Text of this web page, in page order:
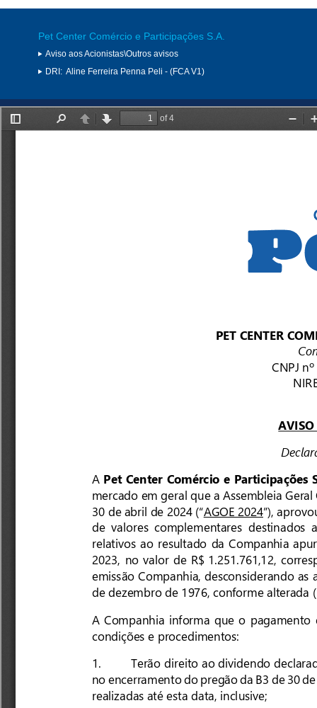
Pet Center Comércio e Participações S.A.
Aviso aos Acionistas\Outros avisos
DRI: Aline Ferreira Penna Peli - (FCA V1)